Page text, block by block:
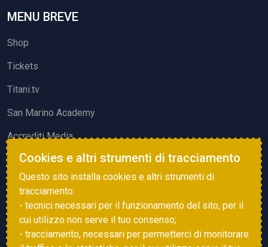
MENU BREVE
Shop
Tickets
Titani.tv
San Marino Academy
Accrediti Media
ATTIVITÀ ED EVENTI
Squadre di Calcio
Associazione Sammarinese Arbitri
Vota gol e parata
Cookies e altri strumenti di tracciamento
Questo sito installa cookies e altri strumenti di
tracciamento:
- tecnici necessari per il funzionamento del sito, per il
cui utilizzo non serve il tuo consenso;
- tracciamento, necessari per permetterci di monitorare